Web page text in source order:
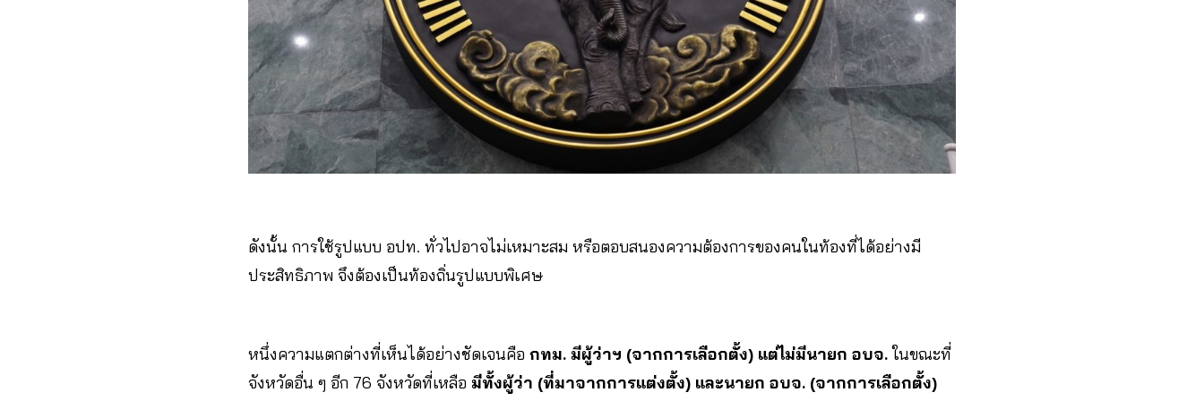
ดังนั้น การใช้รูปแบบ อปท. ทั่วไปอาจไม่เหมาะสม หรือตอบสนองความต้องการของคนในท้องที่ได้อย่างมี
ประสิทธิภาพ จึงต้องเป็นท้องถิ่นรูปแบบพิเศษ
หนึ่งความแตกต่างที่เห็นได้อย่างชัดเจนคือ กทม. มีผู้ว่าฯ (จากการเลือกตั้ง) แต่ไม่มีนายก อบจ.ในขณะที่
จังหวัดอื่น ๆ อีก 76 จังหวัดที่เหลือ มีทั้งผู้ว่า (ที่มาจากการแต่งตั้ง) และนายก อบจ. (จากการเลือกตั้ง)